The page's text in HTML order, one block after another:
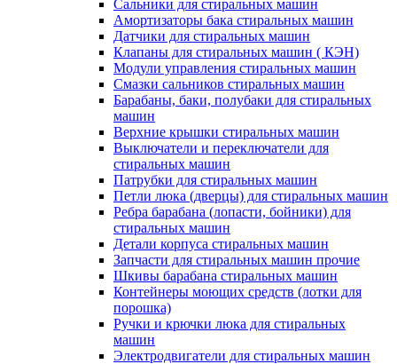
Сальники для стиральных машин
Амортизаторы бака стиральных машин
Датчики для стиральных машин
Клапаны для стиральных машин ( КЭН)
Модули управления стиральных машин
Смазки сальников стиральных машин
Барабаны, баки, полубаки для стиральных
машин
Верхние крышки стиральных машин
Выключатели и переключатели для
стиральных машин
Патрубки для стиральных машин
Петли люка (дверцы) для стиральных машин
Ребра барабана (лопасти, бойники) для
стиральных машин
Детали корпуса стиральных машин
Запчасти для стиральных машин прочие
Шкивы барабана стиральных машин
Контейнеры моющих средств (лотки для
порошка)
Ручки и крючки люка для стиральных
машин
Электродвигатели для стиральных машин